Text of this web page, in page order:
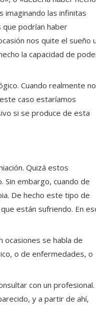
imaginando las infinitas
que podrían haber
nos quite el sueño
la capacidad de
Cuando realmente no
caso estaríamos
si se produce de esta
Quizá estos
Sin embargo, cuando de
De hecho este tipo de
están sufriendo. En
ocasiones se habla de
o de enfermedades, o
con un profesional.
y a partir de ahí,